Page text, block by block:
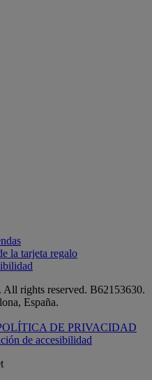
la tarjeta regalo
rights reserved. B62153630.
España.
DE PRIVACIDAD
de accesibilidad